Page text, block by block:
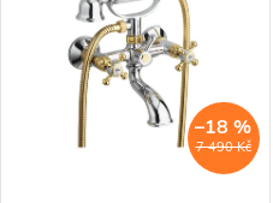
7 490 Kč
–18 %